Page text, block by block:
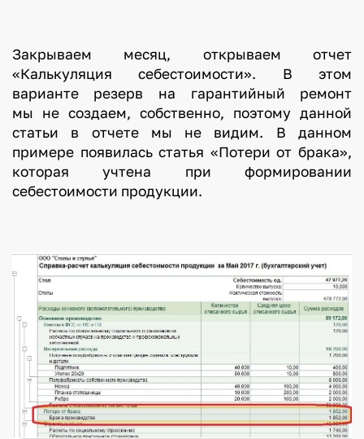
Закрываем месяц, открываем отчет
«Калькуляция себестоимости». В этом
варианте резерв на гарантийный ремонт
мы не создаем, собственно, поэтому данной
статьи в отчете мы не видим. В данном
примере появилась статья «Потери от брака»,
которая учтена при формировании
себестоимости продукции.